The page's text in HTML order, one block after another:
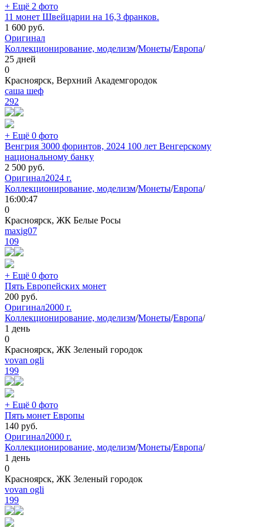
+ Ещё 2 фото
11 монет Швейцарии на 16,3 франков.
1 600 руб.
Оригинал
Коллекционирование, моделизм/Монеты/Европа/
25 дней
0
Красноярск, Верхний Академгородок
саша шеф
292
+ Ещё 0 фото
Венгрия 3000 форинтов, 2024 100 лет Венгерскому
национальному банку
2 500 руб.
Оригинал2024 г.
Коллекционирование, моделизм/Монеты/Европа/
16:00:47
0
Красноярск, ЖК Белые Росы
maxig07
109
+ Ещё 0 фото
Пять Европейских монет
200 руб.
Оригинал2000 г.
Коллекционирование, моделизм/Монеты/Европа/
1 день
0
Красноярск, ЖК Зеленый городок
vovan ogli
199
+ Ещё 0 фото
Пять монет Европы
140 руб.
Оригинал2000 г.
Коллекционирование, моделизм/Монеты/Европа/
1 день
0
Красноярск, ЖК Зеленый городок
vovan ogli
199